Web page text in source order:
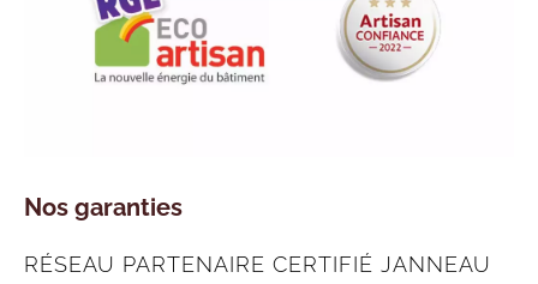
Nos garanties
RÉSEAU PARTENAIRE CERTIFIÉ JANNEAU